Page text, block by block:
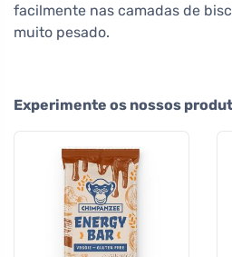
facilmente nas camadas de
muito pesado.
Experimente os nossos